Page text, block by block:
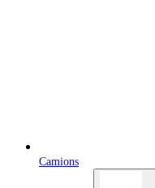
Camions